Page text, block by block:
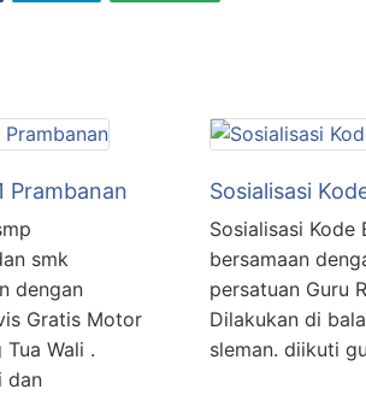
Prambanan
smk
dengan
Gratis Motor
Wali .
dan
Sosialisasi
Sosialisasi Kode
bersamaan
persatuan Guru
Dilakukan di
sleman. diikuti